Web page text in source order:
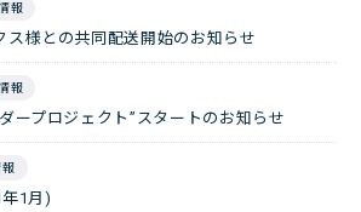
報
ス様との共同配送開始のお知らせ
報
ープロジェクト”スタートのお知らせ
報
1月)